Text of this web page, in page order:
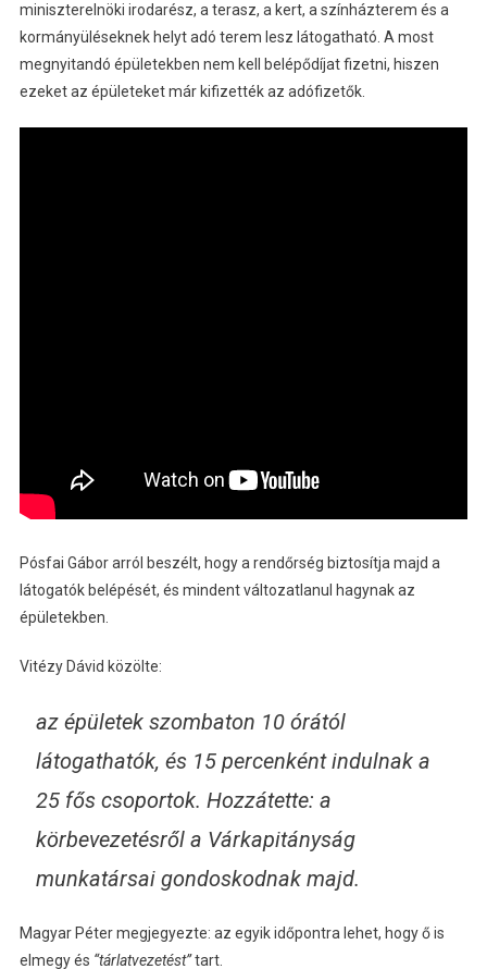
miniszterelnöki irodarész, a terasz, a kert, a színházterem és a
kormányüléseknek helyt adó terem lesz látogatható. A most
megnyitandó épületekben nem kell belépődíjat fizetni, hiszen
ezeket az épületeket már kifizették az adófizetők.
Pósfai Gábor arról beszélt, hogy a rendőrség biztosítja majd a
látogatók belépését, és mindent változatlanul hagynak az
épületekben.
Vitézy Dávid közölte:
az épületek szombaton 10 órától
látogathatók, és 15 percenként indulnak a
25 fős csoportok. Hozzátette: a
körbevezetésről a Várkapitányság
munkatársai gondoskodnak majd.
Magyar Péter megjegyezte: az egyik időpontra lehet, hogy ő is
elmegy és “tárlatvezetést”tart.